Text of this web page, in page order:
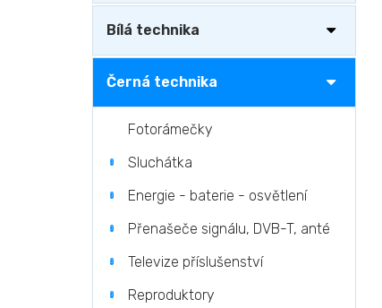
a
n
a
Bílá technika
Černá technika
Fotorámečky
Sluchátka
Energie - baterie - osvětlení
Přenašeče signálu, DVB-T, anté
Televize příslušenství
Reproduktory